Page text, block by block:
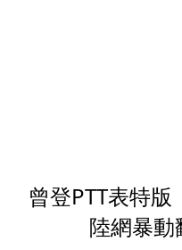
曾登PTT表特
陸網暴動